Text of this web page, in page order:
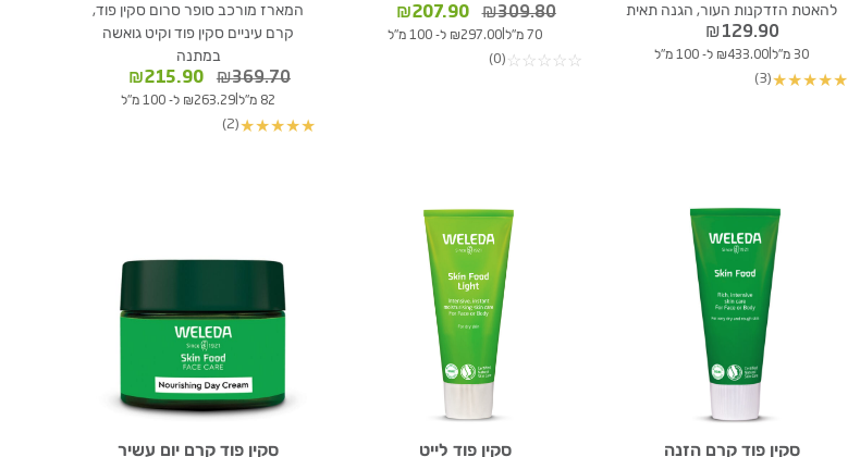
להאטת הזדקנות העור, הגנה תאית
₪129.90
30 מ"ל | ₪433.00 ל- 100 מ"ל
★
★
★
★
★
(3)
₪309.80
המחיר
המקורי
₪207.90
הנוכחי
70 מ"ל | ₪297.00 ל- 100 מ"ל
☆
☆
☆
☆
☆
(0)
המארז מורכב סופר סרום סקין פוד,
קרם עיניים סקין פוד וקיט גואשה
במתנה
₪369.70
המחיר
המקורי
₪215.90
הנוכחי
82 מ"ל | ₪263.29 ל- 100 מ"ל
★
★
★
★
★
(2)
סקין פוד קרם הזנה סקין פוד לייט סקין פוד קרם יום עשיר